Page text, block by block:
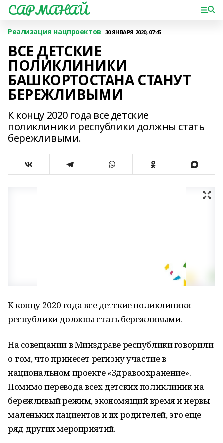
САРМАНАЙ
Реализация нацпроектов 30 ЯНВАРЯ 2020, 07:45
ВСЕ ДЕТСКИЕ
ПОЛИКЛИНИКИ
БАШКОРТОСТАНА СТАНУТ
БЕРЕЖЛИВЫМИ
К концу 2020 года все детские
поликлиники республики должны стать
бережливыми.
К концу 2020 года все детские поликлиники
республики должны стать бережливыми.
На совещании в Минздраве республики говорили
о том, что принесет региону участие в
национальном проекте «Здравоохранение».
Помимо перевода всех детских поликлиник на
бережливый режим, экономящий время и нервы
маленьких пациентов и их родителей, это еще
ряд других мероприятий.